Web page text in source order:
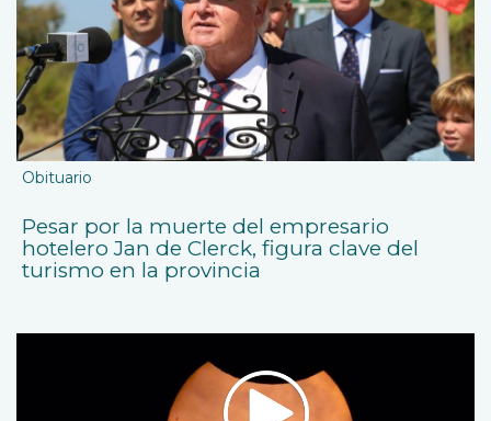
Obituario
Pesar por la muerte del empresario
hotelero Jan de Clerck, figura clave del
turismo en la provincia